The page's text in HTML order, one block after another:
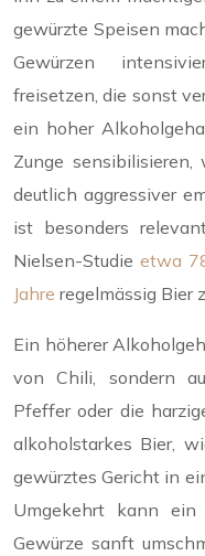
gewürzte Speisen
Gewürzen
freisetzen, die sonst
ein hoher
Zunge
deutlich aggressiver
ist besonders
Nielsen-Studie etwa
Jahre regelmässig Bier
Ein höherer
von Chili, sondern
Pfeffer oder die
alkoholstarkes Bier,
gewürztes Gericht in
Umgekehrt kann
Gewürze sanft